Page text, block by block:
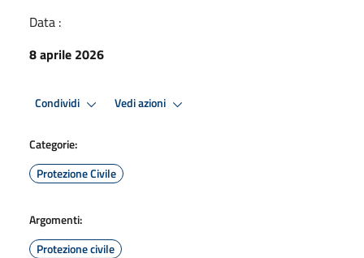
Data :
8 aprile 2026
Condividi Vedi azioni
Categorie:
Protezione Civile
Argomenti:
Protezione civile